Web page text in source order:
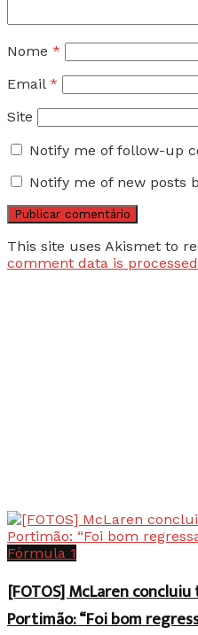
Nome *
Email *
Site
Notify me of follow-up
Notify me of new posts
This site uses Akismet to
comment data is
Fórmula 1
[FOTOS] McLaren
Portimão: “Foi bom